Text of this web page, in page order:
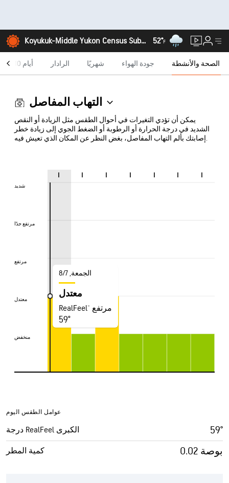
Koyukuk-Middle Yukon Census Subarea, ألاسكا 52°F
10 أيام الرادار شهريًا جودة الهواء الصحة والأنشطة
التهاب المفاصل
يمكن أن تؤدي التغيرات في أحوال الطقس مثل الزيادة أو النقص
الشديد في درجة الحرارة أو الرطوبة أو الضغط الجوي إلى زيادة خطر
إصابتك بألم التهاب المفاصل، بغض النظر عن المكان الذي تعيش فيه.
شديد
مرتفع جدًا
مرتفع
معتدل
منخفض
ا ا ا ا ا ا ا
شديد
مرتفع جدًا
مرتفع
معتدل
منخفض
الجمعة, 7‏/‏8
معتدل
RealFeel® مرتفع
59°
عوامل الطقس اليوم
درجة RealFeel الكبرى 59°
كمية المطر 0.02 بوصة